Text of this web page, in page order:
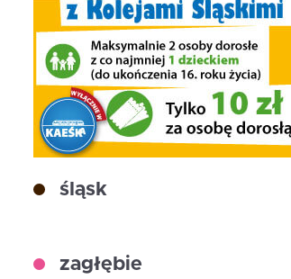
śląsk
zagłębie